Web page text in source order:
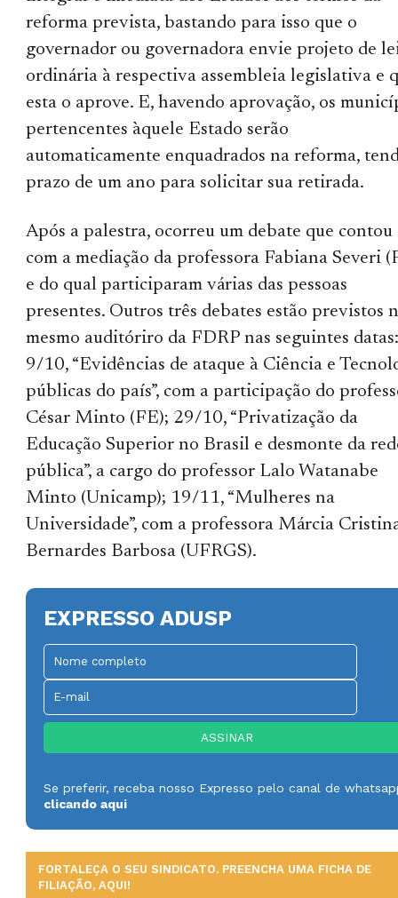
reforma prevista, bastando para isso que o
governador ou governadora envie projeto de
ordinária à respectiva assembleia legislativa e
esta o aprove. E, havendo aprovação, os
pertencentes àquele Estado serão
automaticamente enquadrados na reforma,
prazo de um ano para solicitar sua retirada.
Após a palestra, ocorreu um debate que contou
com a mediação da professora Fabiana Severi
e do qual participaram várias das pessoas
presentes. Outros três debates estão previstos
mesmo auditóriro da FDRP nas seguintes
9/10, “Evidências de ataque à Ciência e
públicas do país”, com a participação do
César Minto (FE); 29/10, “Privatização da
Educação Superior no Brasil e desmonte da
pública”, a cargo do professor Lalo Watanabe
Minto (Unicamp); 19/11, “Mulheres na
Universidade”, com a professora Márcia
Bernardes Barbosa (UFRGS).
EXPRESSO ADUSP
Se preferir, receba nosso Expresso pelo canal de
clicando aqui
FORTALEÇA O SEU SINDICATO. PREENCHA UMA FICHA DE
FILIAÇÃO, AQUI!